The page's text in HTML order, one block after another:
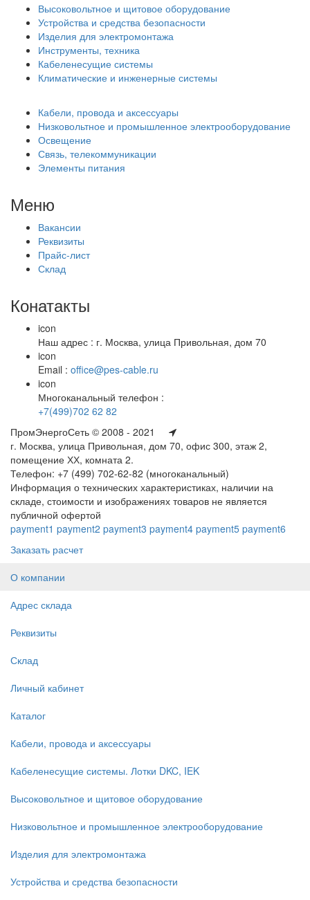
Высоковольтное и щитовое оборудование
Устройства и средства безопасности
Изделия для электромонтажа
Инструменты, техника
Кабеленесущие системы
Климатические и инженерные системы
Кабели, провода и аксессуары
Низковольтное и промышленное электрооборудование
Освещение
Связь, телекоммуникации
Элементы питания
Меню
Вакансии
Реквизиты
Прайс-лист
Склад
Конатакты
icon
Наш адрес : г. Москва, улица Привольная, дом 70
icon
Email : office@pes-cable.ru
icon
Многоканальный телефон :
+7(499)702 62 82
ПромЭнергоСеть © 2008 - 2021
г. Москва, улица Привольная, дом 70, офис 300, этаж 2,
помещение ХХ, комната 2.
Телефон: +7 (499) 702-62-82 (многоканальный)
Информация о технических характеристиках, наличии на
складе, стоимости и изображениях товаров не является
публичной офертой
payment1 payment2 payment3 payment4 payment5 payment6
Заказать расчет
О компании
Адрес склада
Реквизиты
Склад
Личный кабинет
Каталог
Кабели, провода и аксессуары
Кабеленесущие системы. Лотки DKC, IEK
Высоковольтное и щитовое оборудование
Низковольтное и промышленное электрооборудование
Изделия для электромонтажа
Устройства и средства безопасности